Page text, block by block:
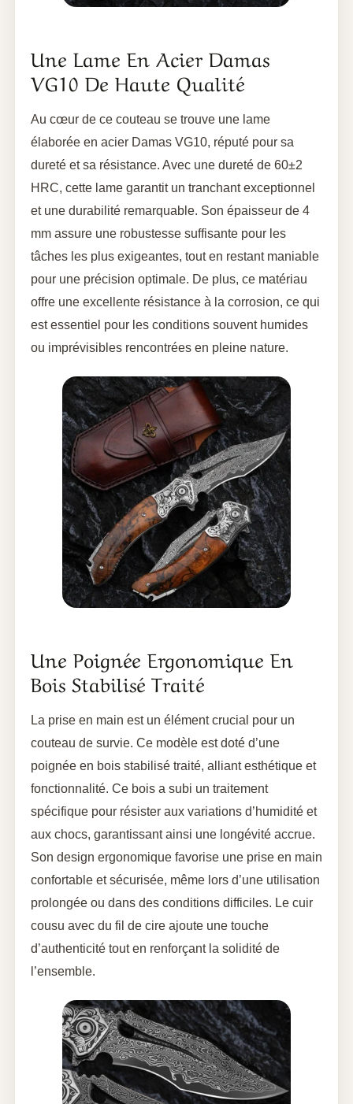
Une Lame En Acier Damas
VG10 De Haute Qualité
Au cœur de ce couteau se trouve une lame
élaborée en acier Damas VG10, réputé pour sa
dureté et sa résistance. Avec une dureté de 60±2
HRC, cette lame garantit un tranchant exceptionnel
et une durabilité remarquable. Son épaisseur de 4
mm assure une robustesse suffisante pour les
tâches les plus exigeantes, tout en restant maniable
pour une précision optimale. De plus, ce matériau
offre une excellente résistance à la corrosion, ce qui
est essentiel pour les conditions souvent humides
ou imprévisibles rencontrées en pleine nature.
Une Poignée Ergonomique En
Bois Stabilisé Traité
La prise en main est un élément crucial pour un
couteau de survie. Ce modèle est doté d’une
poignée en bois stabilisé traité, alliant esthétique et
fonctionnalité. Ce bois a subi un traitement
spécifique pour résister aux variations d’humidité et
aux chocs, garantissant ainsi une longévité accrue.
Son design ergonomique favorise une prise en main
confortable et sécurisée, même lors d’une utilisation
prolongée ou dans des conditions difficiles. Le cuir
cousu avec du fil de cire ajoute une touche
d’authenticité tout en renforçant la solidité de
l’ensemble.